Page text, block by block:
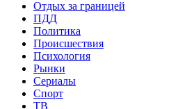
Отдых за границей
ПДД
Политика
Происшествия
Психология
Рынки
Сериалы
Спорт
ТВ